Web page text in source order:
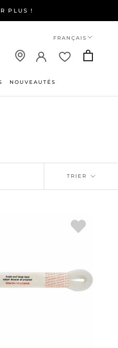
PLUS !
Langue
FRANÇAIS
NOUVEAUTÉS
TRIER